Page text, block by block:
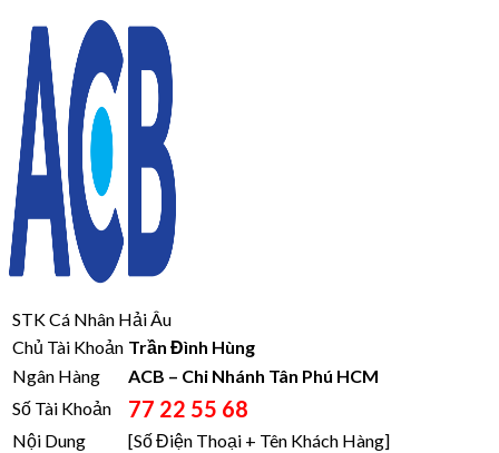
STK Cá Nhân Hải Âu
Chủ Tài Khoản Trần Đình Hùng
Ngân Hàng
ACB – Chi Nhánh Tân Phú HCM
Số Tài Khoản
77 22 55 68
Nội Dung [Số Điện Thoại + Tên Khách Hàng]